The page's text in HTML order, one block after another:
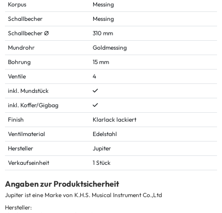
Korpus
Messing
Schallbecher
Messing
Schallbecher Ø
310 mm
Mundrohr
Goldmessing
Bohrung
15 mm
Ventile
4
inkl. Mundstück
inkl. Koffer/Gigbag
Finish
Klarlack lackiert
Ventilmaterial
Edelstahl
Hersteller
Jupiter
Verkaufseinheit
1 Stück
Angaben zur Produktsicherheit
Jupiter ist eine Marke von K.H.S. Musical Instrument Co.,Ltd
Hersteller: